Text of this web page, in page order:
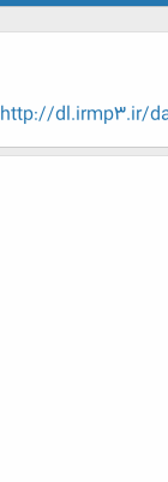
http://dl.irmp3.ir/